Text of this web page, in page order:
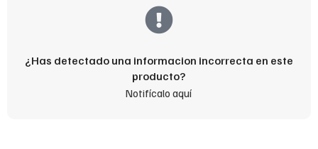
¿Has detectado una informacion incorrecta en este
producto?
Notifícalo aquí